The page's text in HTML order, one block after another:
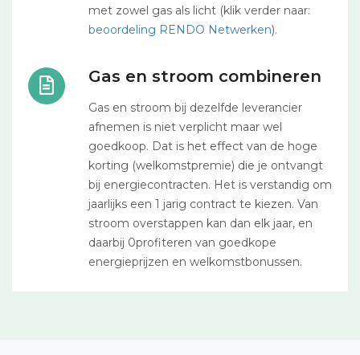
met zowel gas als licht (klik verder naar:
beoordeling RENDO Netwerken).
Gas en stroom combineren
Gas en stroom bij dezelfde leverancier
afnemen is niet verplicht maar wel
goedkoop. Dat is het effect van de hoge
korting (welkomstpremie) die je ontvangt
bij energiecontracten. Het is verstandig om
jaarlijks een 1 jarig contract te kiezen. Van
stroom overstappen kan dan elk jaar, en
daarbij 0profiteren van goedkope
energieprijzen en welkomstbonussen.